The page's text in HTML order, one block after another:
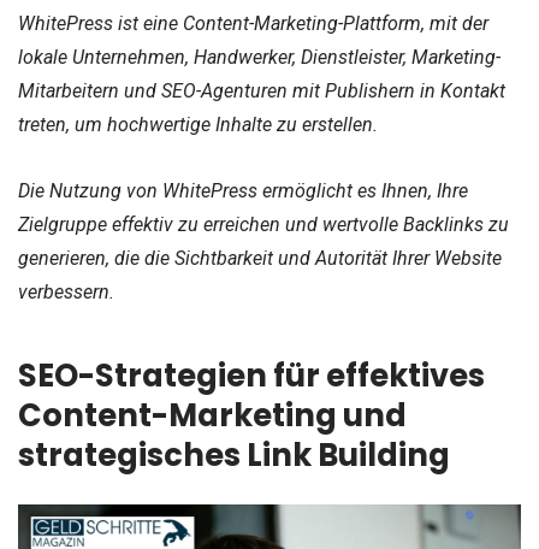
WhitePress ist eine Content-Marketing-Plattform, mit der
lokale Unternehmen, Handwerker, Dienstleister, Marketing-
Mitarbeitern und SEO-Agenturen mit Publishern in Kontakt
treten, um hochwertige Inhalte zu erstellen.
Die Nutzung von WhitePress ermöglicht es Ihnen, Ihre
Zielgruppe effektiv zu erreichen und wertvolle Backlinks zu
generieren, die die Sichtbarkeit und Autorität Ihrer Website
verbessern.
SEO-Strategien für effektives
Content-Marketing und
strategisches Link Building